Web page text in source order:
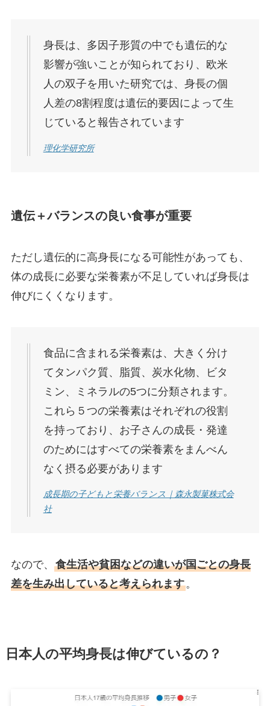
身長は、多因子形質の中でも遺伝的な
影響が強いことが知られており、欧米
人の双子を用いた研究では、身長の個
人差の8割程度は遺伝的要因によって生
じていると報告されています
理化学研究所
遺伝＋バランスの良い食事が重要
ただし遺伝的に高身長になる可能性があっても、
体の成長に必要な栄養素が不足していれば身長は
伸びにくくなります。
食品に含まれる栄養素は、大きく分け
てタンパク質、脂質、炭水化物、ビタ
ミン、ミネラルの5つに分類されます。
これら５つの栄養素はそれぞれの役割
を持っており、お子さんの成長・発達
のためにはすべての栄養素をまんべん
なく摂る必要があります
成長期の子どもと栄養バランス｜森永製菓株式会
社
なので、 食生活や貧困などの違いが国ごとの身長
差を生み出していると考えられます。
日本人の平均身長は伸びているの？